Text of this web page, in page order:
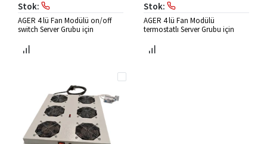
Stok:
AGER 4 lü Fan Modülü on/off
switch Server Grubu için
Stok:
AGER 4 lü Fan Modülü
termostatlı Server Grubu için